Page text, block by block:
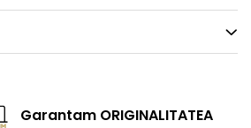
Garantam ORIGINALITATEA